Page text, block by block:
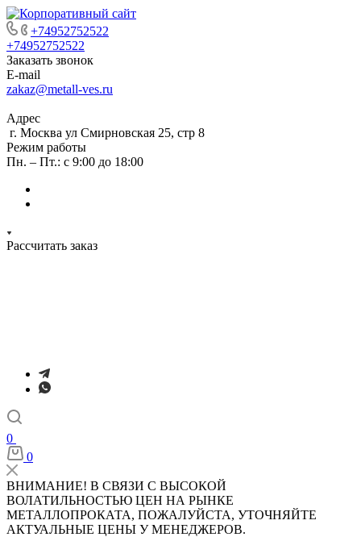
+74952752522
+74952752522
Заказать звонок
E-mail
zakaz@metall-ves.ru
Адрес
г. Москва ул Смирновская 25, стр 8
Режим работы
Пн. – Пт.: с 9:00 до 18:00
Рассчитать заказ
0
0
ВНИМАНИЕ! В СВЯЗИ С ВЫСОКОЙ
ВОЛАТИЛЬНОСТЬЮ ЦЕН НА РЫНКЕ
МЕТАЛЛОПРОКАТА, ПОЖАЛУЙСТА, УТОЧНЯЙТЕ
АКТУАЛЬНЫЕ ЦЕНЫ У МЕНЕДЖЕРОВ.